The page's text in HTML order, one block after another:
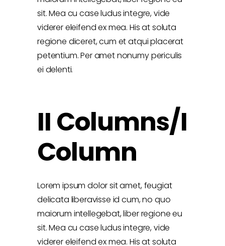
sit. Mea cu case ludus integre, vide
viderer eleifend ex mea. His at soluta
regione diceret, cum et atqui placerat
petentium. Per amet nonumy periculis
ei delenti.
II Columns/I
Column
Lorem ipsum dolor sit amet, feugiat
delicata liberavisse id cum, no quo
maiorum intellegebat, liber regione eu
sit. Mea cu case ludus integre, vide
viderer eleifend ex mea. His at soluta